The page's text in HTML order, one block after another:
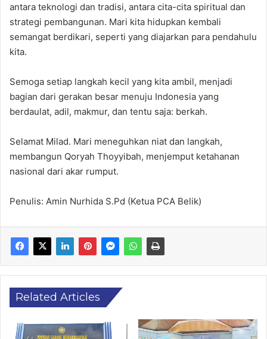
antara teknologi dan tradisi, antara cita-cita spiritual dan
strategi pembangunan. Mari kita hidupkan kembali
semangat berdikari, seperti yang diajarkan para pendahulu
kita.
Semoga setiap langkah kecil yang kita ambil, menjadi
bagian dari gerakan besar menuju Indonesia yang
berdaulat, adil, makmur, dan tentu saja: berkah.
Selamat Milad. Mari meneguhkan niat dan langkah,
membangun Qoryah Thoyyibah, menjemput ketahanan
nasional dari akar rumput.
Penulis: Amin Nurhida S.Pd (Ketua PCA Belik)
Related Articles